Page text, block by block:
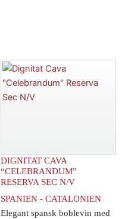
DIGNITAT CAVA
“CELEBRANDUM”
RESERVA SEC N/V
SPANIEN - CATALONIEN
Elegant spansk boblevin med